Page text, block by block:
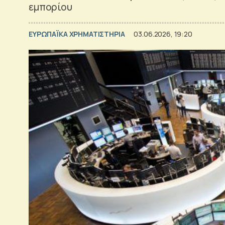
εμπορίου
ΕΥΡΩΠΑΪΚΑ ΧΡΗΜΑΤΙΣΤΗΡΙΑ 03.06.2026, 19:20